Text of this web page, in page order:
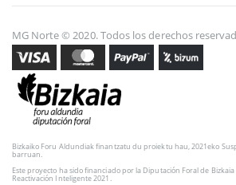
MG Norte © 2020. Todos los derechos
Bizkaiko Foru Aldundiak finantzatu du proiektu hau, 2021eko
barruan.
Este proyecto ha sido financiado por la Diputación Foral de
Reactivación Inteligente 2021.